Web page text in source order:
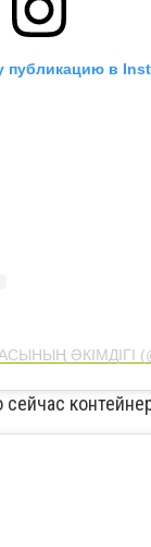
публикацию в
ӘКІМДІГІ